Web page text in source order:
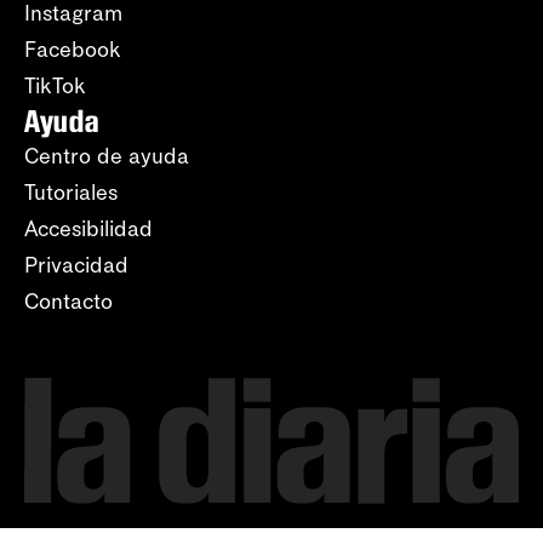
Instagram
Facebook
TikTok
Ayuda
Centro de ayuda
Tutoriales
Accesibilidad
Privacidad
Contacto